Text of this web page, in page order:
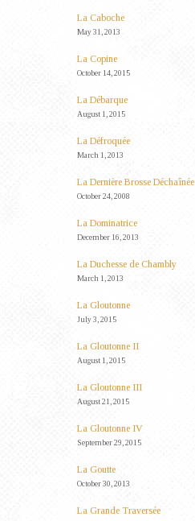
La Caboche
May 31, 2013
La Copine
October 14, 2015
La Débarque
August 1, 2015
La Défroquée
March 1, 2013
La Dernière Brosse Déchaînée
October 24, 2008
La Dominatrice
December 16, 2013
La Duchesse de Chambly
March 1, 2013
La Gloutonne
July 3, 2015
La Gloutonne II
August 1, 2015
La Gloutonne III
August 21, 2015
La Gloutonne IV
September 29, 2015
La Goutte
October 30, 2013
La Grande Traversée